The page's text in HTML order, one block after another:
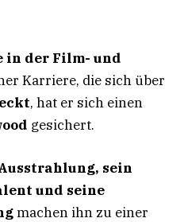
in der Film- und
Karriere, die sich über
, hat er sich einen
gesichert.
sein
und seine
machen ihn zu einer